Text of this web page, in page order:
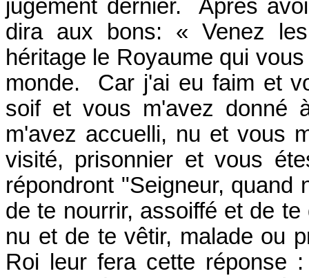
jugement dernier. Après
dira aux bons: « Venez
héritage le Royaume qui
monde. Car j'ai eu faim et
soif et vous m'avez donné
m'avez accuelli, nu et vous
visité, prisonnier et vous
répondront "Seigneur, quand
de te nourrir, assoiffé et de
nu et de te vêtir, malade ou
Roi leur fera cette réponse